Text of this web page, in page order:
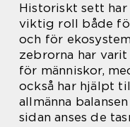
Historiskt sett
viktig roll både
och för
zebrorna har
för människor,
också har hjälpt
allmänna
sidan anses de